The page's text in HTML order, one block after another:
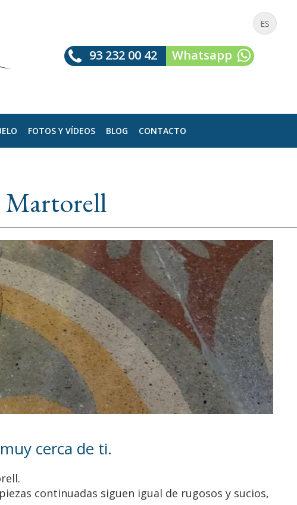
ES
93 232 00 42 Whatsapp
FOTOS Y VÍDEOS BLOG CONTACTO
Martorell
cerca de ti.
continuadas siguen igual de rugosos y sucios,